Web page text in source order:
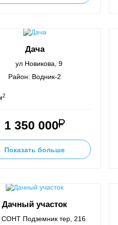
Дача
ул Новикова, 9
Район: Водник-2
2
1 350 000
Показать больше
Дачный участок
СОНТ Подземник тер, 216